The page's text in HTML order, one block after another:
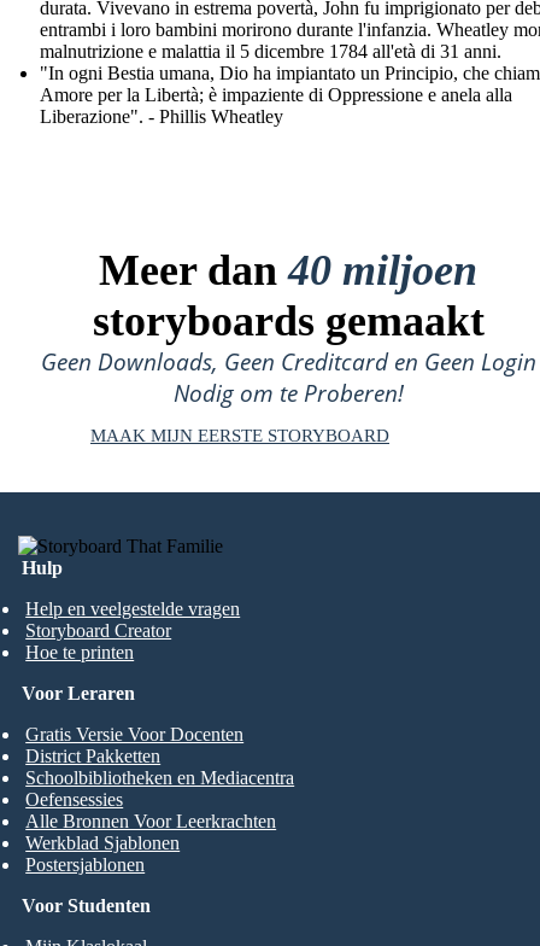
durata. Vivevano in estrema povertà, John fu imprigionato per
entrambi i loro bambini morirono durante l'infanzia. Wheatley
malnutrizione e malattia il 5 dicembre 1784 all'età di 31 anni.
"In ogni Bestia umana, Dio ha impiantato un Principio, che
Amore per la Libertà; è impaziente di Oppressione e anela alla
Liberazione". - Phillis Wheatley
Meer dan40 miljoen
storyboards gemaakt
Geen Downloads, Geen Creditcard en Geen Login
Nodig om te Proberen!
MAAK MIJN EERSTE STORYBOARD
Hulp
Help en veelgestelde vragen
Storyboard Creator
Hoe te printen
Voor Studenten
Voor Leraren
Gratis Versie Voor Docenten
District Pakketten
Schoolbibliotheken en Mediacentra
Oefensessies
Alle Bronnen Voor Leerkrachten
Werkblad Sjablonen
Postersjablonen